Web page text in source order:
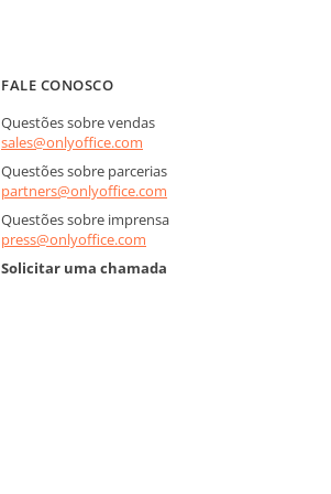
FALE CONOSCO
Questões sobre vendas
sales@onlyoffice.com
Questões sobre parcerias
partners@onlyoffice.com
Questões sobre imprensa
press@onlyoffice.com
Solicitar uma chamada